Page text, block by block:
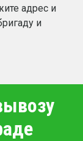
адрес и
и